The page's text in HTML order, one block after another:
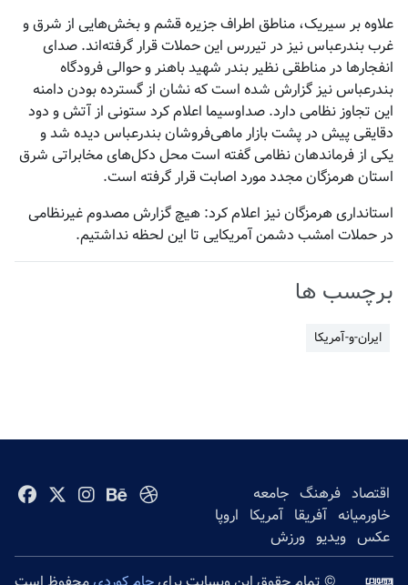
علاوه بر سیریک، مناطق اطراف جزیره قشم و بخش‌هایی از شرق و
غرب بندرعباس نیز در تیررس این حملات قرار گرفته‌اند. صدای
انفجارها در مناطقی نظیر بندر شهید باهنر و حوالی فرودگاه
بندرعباس نیز گزارش شده است که نشان از گسترده بودن دامنه
این تجاوز نظامی دارد. صداوسیما اعلام کرد ستونی از آتش و دود
دقایقی پیش در پشت بازار ماهی‌فروشان بندرعباس دیده شد و
یکی از فرماندهان نظامی گفته است محل دکل‌های مخابراتی شرق
استان هرمزگان مجدد مورد اصابت قرار گرفته است.
استانداری هرمزگان نیز اعلام کرد: هیچ گزارش مصدوم غیرنظامی
در حملات امشب دشمن آمریکایی تا این لحظه نداشتیم.
برچسب ها
ایران-و-آمریکا
اقتصاد فرهنگ جامعه
خاورمیانه آفریقا آمریکا اروپا
عکس ویدیو ورزش